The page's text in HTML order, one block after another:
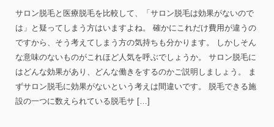
サロン脱毛と医療脱毛を比較して、「サロン脱毛は効果がないので
は」と疑ってしまう方はいますよね。 確かにこれだけ費用が違うの
ですから、そう考えてしまう方の気持ちも分かります。 しかしそん
な意味のないものがこれほど人気を呼ぶでしょうか。 サロン脱毛に
はどんな効果があり、どんな働きをするのかご説明しましょう。 ま
ずサロン脱毛に効果がないという考えは間違いです。 脱毛できる施
設の一つに数えられている脱毛サ […]